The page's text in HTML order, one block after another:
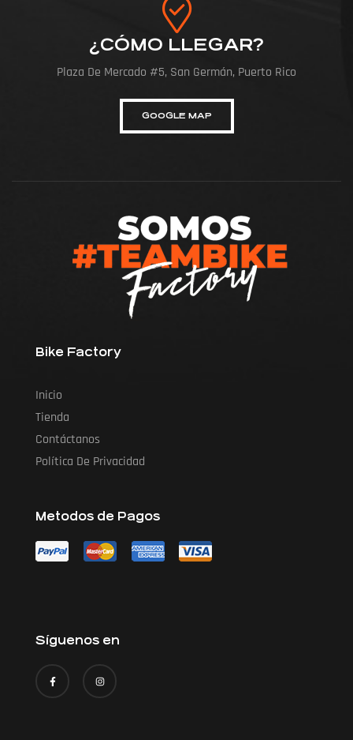
¿CÓMO LLEGAR?
Plaza De Mercado #5, San Germán, Puerto Rico
GOOGLE MAP
Bike Factory
Inicio
Tienda
Contáctanos
Política De Privacidad
Metodos de Pagos
Síguenos en